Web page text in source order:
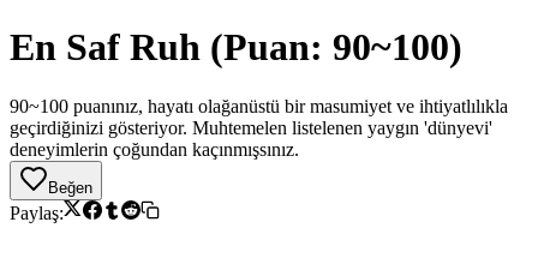
En Saf Ruh (Puan: 90~100)
90~100 puanınız, hayatı olağanüstü bir masumiyet ve ihtiyatlılıkla
geçirdiğinizi gösteriyor. Muhtemelen listelenen yaygın 'dünyevi'
deneyimlerin çoğundan kaçınmışsınız.
Beğen
Paylaş: